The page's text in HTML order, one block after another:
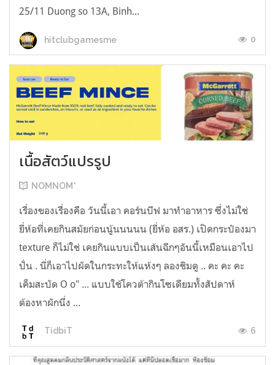
25/11 Duong so 13A, Binh...
hitclubgamesme 0
เนื้อสัตว์แปรรูป
NOMNOM*
เรื่องของเรื่องคือ วันนี้เอา คอร์นบีฟ มาทำอาหาร ซึ่งไม่ใช่
ยี่ห้อที่เคยกินสมัยก่อนนู้นนนนน (ยี่ห้อ อสร.) เปิดกระป๋องมา
texture ก็ไม่ใช่ เคยกินแบบเป็นเส้นฉีกๆอันนี้เหมือนเอาไป
ปั่น . นี่ก็เอาไปผัดในกระทะให้แห้งๆ ลองชิมดู .. คะ คะ คะ
เค็มสะบัด O o" ... แบบใช้โควต้ากินโซเดียมทั้งสัปดาห์
ต้องหาผักนึ่ง ...
TidbiT 6